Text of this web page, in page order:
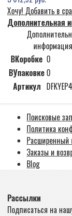
Хочу! Добавить в
Дополнительная
информация
ВКоробке 0
ВУпаковке 0
Артикул
Поисковые
Политика
Расширенный
Заказы и
Blog
Рассылки
Подписаться на